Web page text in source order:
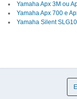
Yamaha Apx 3M ou
Yamaha Apx 700 e
Yamaha Silent